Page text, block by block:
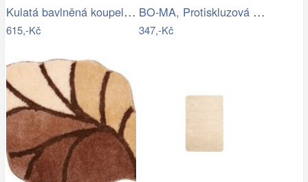
Kulatá bavlněná koupelnová předložka…
615,-Kč
BO-MA, Protiskluzová koupelnová…
347,-Kč